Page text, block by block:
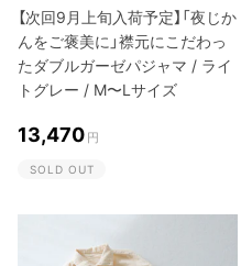
【次回9月上旬入荷予定】「夜じか
んをご褒美に」襟元にこだわっ
たダブルガーゼパジャマ / ライ
トグレー / M〜Lサイズ
13,470 円
SOLD OUT